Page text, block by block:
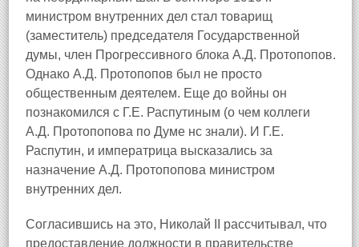
министром внутренних дел стал товарищ
(заместитель) председателя Государственной
думы, член Прогрессивного блока А.Д. Протопопов.
Однако А.Д. Протопопов был не просто
общественным деятелем. Еще до войны он
познакомился с Г.Е. Распутиным (о чем коллеги
А.Д. Протопопова по Думе нс знали). И Г.Е.
Распутин, и императрица высказались за
назначение А.Д. Протопопова министром
внутренних дел.
Согласившись на это, Николай II рассчитывал, что
предоставление должности в правительстве